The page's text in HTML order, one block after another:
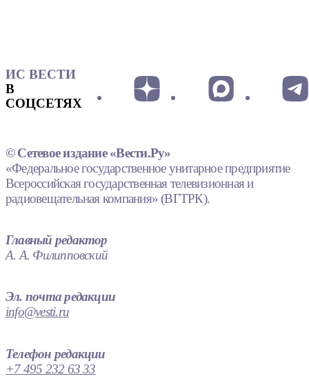
ИС ВЕСТИ
В
СОЦСЕТЯХ
© Сетевое издание «Вести.Ру»
«Федеральное государственное унитарное предприятие
Всероссийская государственная телевизионная и
радиовещательная компания» (ВГТРК).
Главный редактор
А. А. Филипповский
Эл. почта редакции
info@vesti.ru
Телефон редакции
+7 495 232 63 33